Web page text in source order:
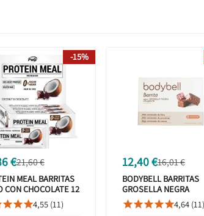
€21,60 €
MEAL BARRITAS
CON CHOCOLATE 12
PWD
4,55 (11)
-15%
12,40 €16,01 €
BODYBELL BARRITAS
GROSELLA NEGRA
CRUJIENTE 5 UDS SIN
GLUTEN
4,64 (11)